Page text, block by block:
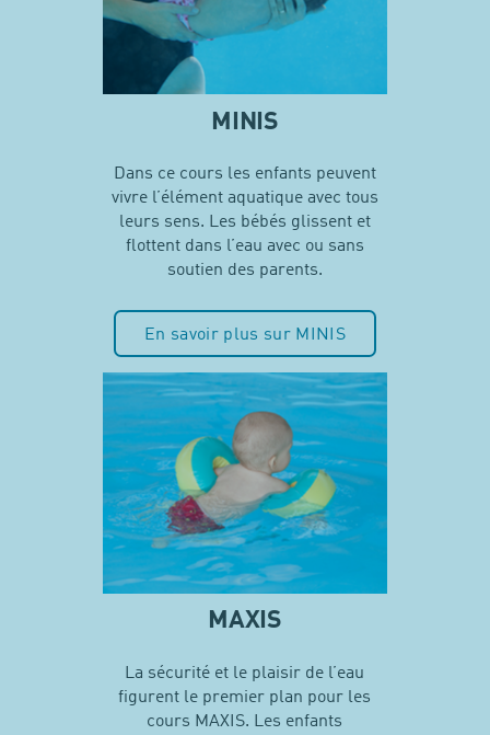
MINIS
Dans ce cours les enfants peuvent
vivre l’élément aquatique avec tous
leurs sens. Les bébés glissent et
flottent dans l’eau avec ou sans
soutien des parents.
En savoir plus sur MINIS
MAXIS
La sécurité et le plaisir de l’eau
figurent le premier plan pour les
cours MAXIS. Les enfants